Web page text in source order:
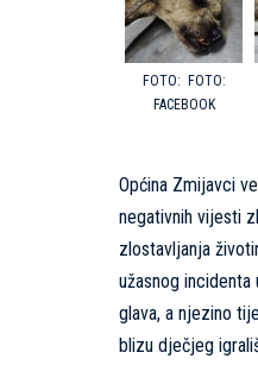
FOTO:
FACEBOOK
Općina Zmijavci
negativnih vijesti
zlostavljanja
užasnog
glava, a njezino
blizu dječjeg